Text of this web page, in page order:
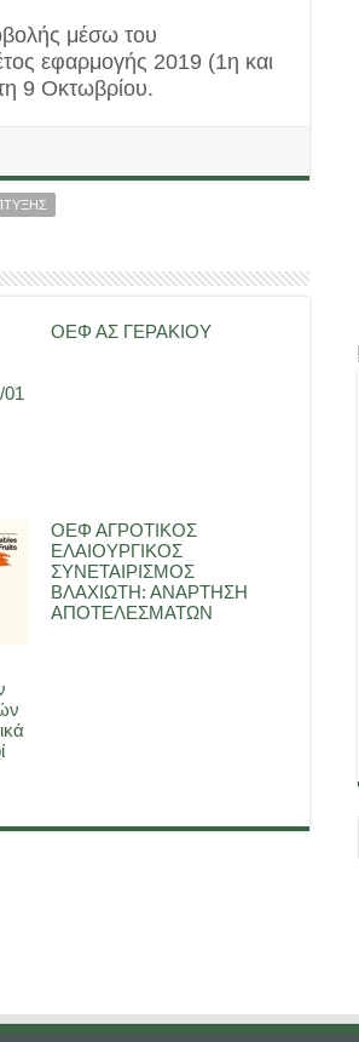
μέσω του
εφαρμογής 2019 (1η και
9 Οκτωβρίου.
ΟΕΦ ΑΣ ΓΕΡΑΚΙΟΥ
ΟΕΦ ΑΓΡΟΤΙΚΟΣ
ΕΛΑΙΟΥΡΓΙΚΟΣ
ΣΥΝΕΤΑΙΡΙΣΜΟΣ
ΒΛΑΧΙΩΤΗ: ΑΝΑΡΤΗΣΗ
ΑΠΟΤΕΛΕΣΜΑΤΩΝ